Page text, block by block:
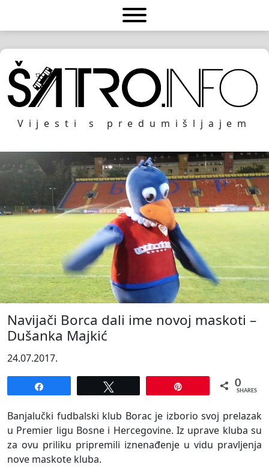
Vijesti s predumišljajem
Navijači Borca dali ime novoj maskoti –
Dušanka Majkić
24.07.2017.
0
SHARES
Banjalučki fudbalski klub Borac je izborio svoj prelazak
u Premier ligu Bosne i Hercegovine. Iz uprave kluba su
za ovu priliku pripremili iznenađenje u vidu pravljenja
nove maskote kluba.